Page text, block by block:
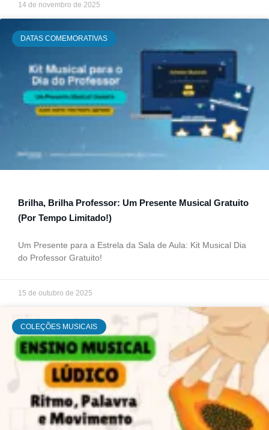
14 de novembro de 2025
DATAS COMEMORATIVAS
Brilha, Brilha Professor: Um Presente Musical Gratuito
(Por Tempo Limitado!)
Um Presente para a Estrela da Sala de Aula: Kit Musical Dia
do Professor Gratuito!
15 de outubro de 2025
COLEÇÕES MUSICAIS